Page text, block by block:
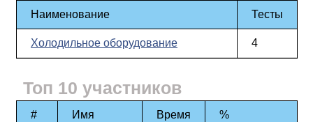
Наименование Тесты
Холодильное оборудование 4
Топ 10 участников
# Имя Время
%